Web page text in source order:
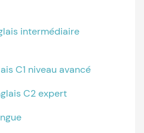
intermédiaire
C1 niveau avancé
C2 expert